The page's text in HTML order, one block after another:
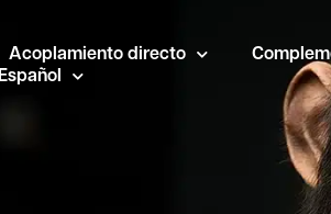
Acoplamiento directo
Español